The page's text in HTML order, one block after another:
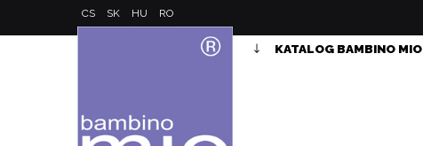
CS SK HU RO
KATALOG BAMBINO MIO